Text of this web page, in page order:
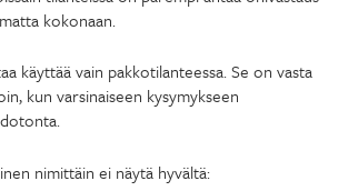
kokonaan.
käyttää vain pakkotilanteessa. Se on vasta
kun varsinaiseen kysymykseen
nimittäin ei näytä hyvältä: